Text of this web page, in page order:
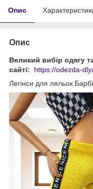
Опис
Опис
Великий вибір одягу
сайті: https://odezda-
Легінси для ляльок Барбі.